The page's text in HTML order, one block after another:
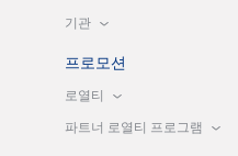
기관
프로모션
로열티
파트너 로열티 프로그램